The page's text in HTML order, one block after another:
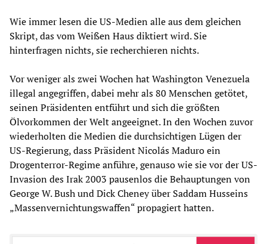
Wie immer lesen die US-Medien alle aus dem gleichen
Skript, das vom Weißen Haus diktiert wird. Sie
hinterfragen nichts, sie recherchieren nichts.
Vor weniger als zwei Wochen hat Washington Venezuela
illegal angegriffen, dabei mehr als 80 Menschen getötet,
seinen Präsidenten entführt und sich die größten
Ölvorkommen der Welt angeeignet. In den Wochen zuvor
wiederholten die Medien die durchsichtigen Lügen der
US-Regierung, dass Präsident Nicolás Maduro ein
Drogenterror-Regime anführe, genauso wie sie vor der US-
Invasion des Irak 2003 pausenlos die Behauptungen von
George W. Bush und Dick Cheney über Saddam Husseins
„Massenvernichtungswaffen“ propagiert hatten.